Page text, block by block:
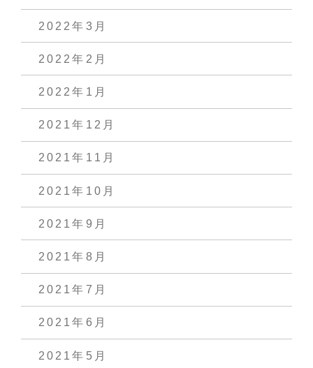
2022年3月
2022年2月
2022年1月
2021年12月
2021年11月
2021年10月
2021年9月
2021年8月
2021年7月
2021年6月
2021年5月